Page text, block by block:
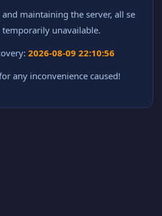
maintaining the server, all se
temporarily unavailable.
2026-08-09 22:10:56
any inconvenience caused!